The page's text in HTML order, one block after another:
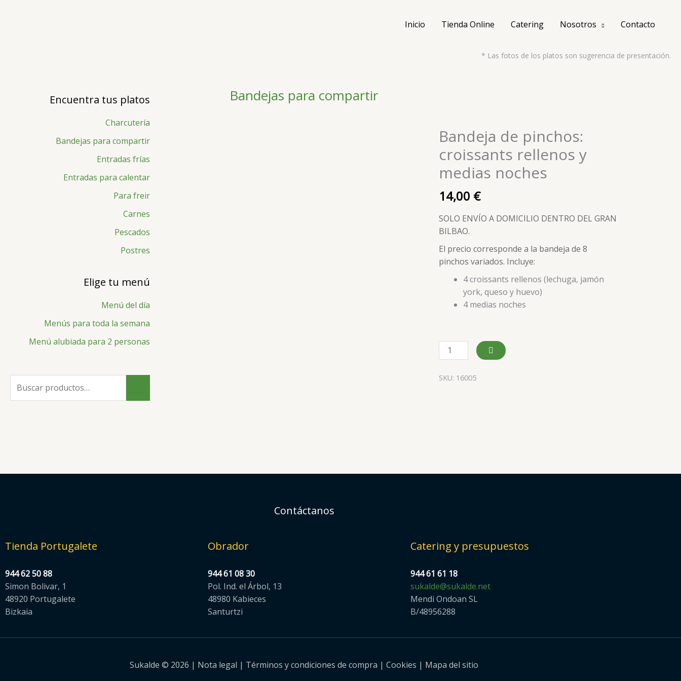
Inicio Tienda Online Catering Nosotros Contacto
* Las fotos de los platos son sugerencia de presentación.
Encuentra tus platos
Charcutería
Bandejas para compartir
Entradas frías
Entradas para calentar
Para freir
Carnes
Pescados
Postres
Elige tu menú
Menú del día
Menús para toda la semana
Menú alubiada para 2 personas
Bandejas para compartir
Bandeja de pinchos:
croissants rellenos y
medias noches
14,00 €
SOLO ENVÍO A DOMICILIO DENTRO DEL GRAN
BILBAO.
El precio corresponde a la bandeja de 8
pinchos variados. Incluye:
4 croissants rellenos (lechuga, jamón
york, queso y huevo)
4 medias noches
Bandeja
de
pinchos:
croissants
y
noches
cantidad
SKU: 16005
Contáctanos
Tienda Portugalete
944 62 50 88
Simon Bolivar, 1
48920 Portugalete
Bizkaia
Obrador
944 61 08 30
Pol. Ind. el Árbol, 13
48980 Kabieces
Santurtzi
Catering y presupuestos
944 61 61 18
sukalde@sukalde.net
Mendi Ondoan SL
B/48956288
Sukalde © 2026 | Nota legal | Términos y condiciones de compra | Cookies | Mapa del sitio